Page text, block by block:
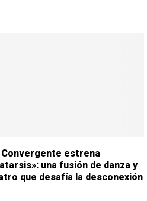
Convergente estrena
una fusión de danza y
que desafía la desconexión